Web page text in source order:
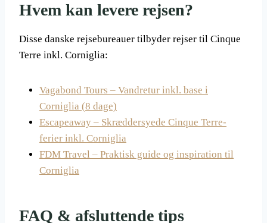
Hvem kan levere rejsen?
Disse danske rejsebureauer tilbyder rejser til Cinque
Terre inkl. Corniglia:
Vagabond Tours – Vandretur inkl. base i
Corniglia (8 dage)
Escapeaway – Skræddersyede Cinque Terre-
ferier inkl. Corniglia
FDM Travel – Praktisk guide og inspiration til
Corniglia
FAQ & afsluttende tips